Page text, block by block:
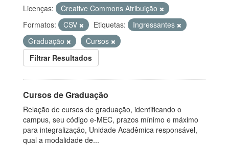
Licenças:
Creative Commons Atribuição
Formatos:
CSV Etiquetas:
Ingressantes
Graduação
Cursos
Filtrar Resultados
Cursos de Graduação
Relação de cursos de graduação, identificando o
campus, seu código e-MEC, prazos mínimo e máximo
para integralização, Unidade Acadêmica responsável,
qual a modalidade de...